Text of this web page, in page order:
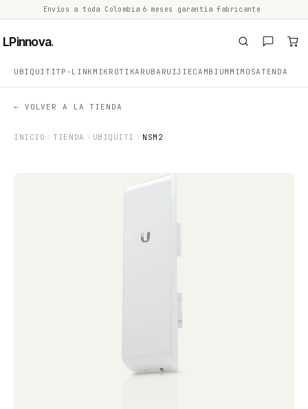
Envíos a toda Colombia 6 meses garantía fabricante
LPinnova.
UBIQUITITP-LINK MIKROTIKARUBA RUIJIECAMBIUM MIMOSATENDA
← VOLVER A LA TIENDA
INICIO TIENDA UBIQUITI NSM2